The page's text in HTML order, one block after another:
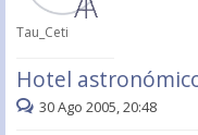
Tau_Ceti
Hotel
30 Ago 2005, 20:48